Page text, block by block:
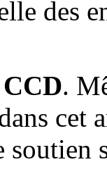
des
.
cet
soutien